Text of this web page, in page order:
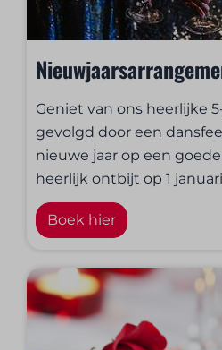
Geniet van ons heerlijke
gevolgd door een
nieuwe jaar op een
heerlijk ontbijt op 1
Boek hier